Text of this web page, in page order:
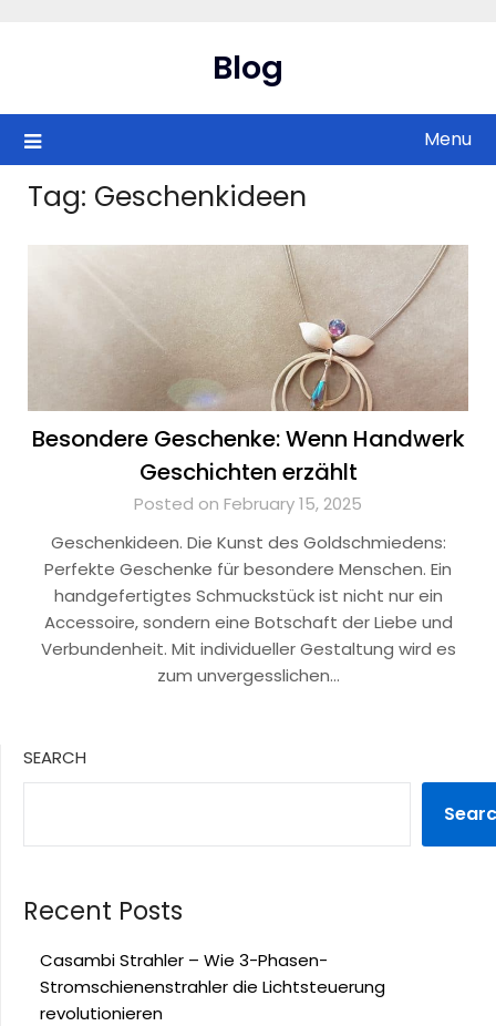
Blog
Menu
Tag: Geschenkideen
Besondere Geschenke: Wenn Handwerk
Geschichten erzählt
Posted on February 15, 2025
Geschenkideen. Die Kunst des Goldschmiedens:
Perfekte Geschenke für besondere Menschen. Ein
handgefertigtes Schmuckstück ist nicht nur ein
Accessoire, sondern eine Botschaft der Liebe und
Verbundenheit. Mit individueller Gestaltung wird es
zum unvergesslichen…
SEARCH
Recent Posts
Casambi Strahler – Wie 3-Phasen-
Stromschienenstrahler die Lichtsteuerung
revolutionieren